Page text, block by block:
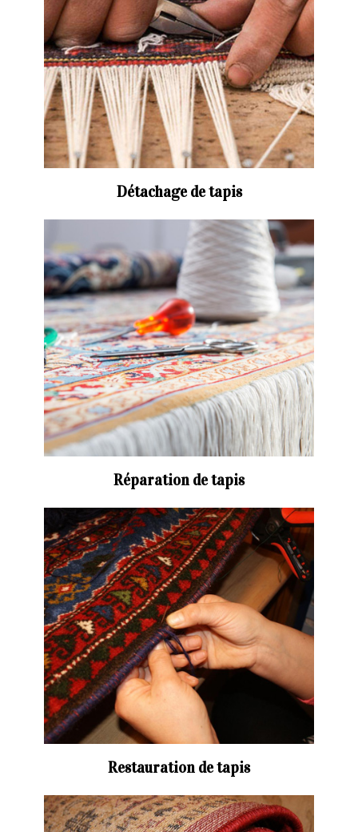
Détachage de tapis
Réparation de tapis
Restauration de tapis